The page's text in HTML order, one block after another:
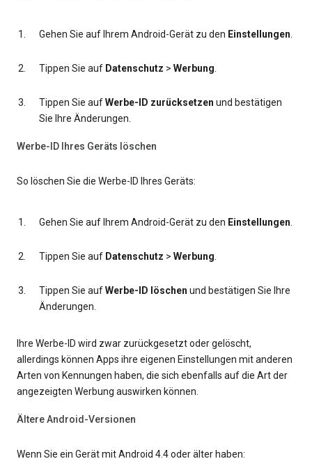
Gehen Sie auf Ihrem Android-Gerät zu den Einstellungen.
Tippen Sie auf Datenschutz > Werbung.
Tippen Sie aufWerbe-ID zurücksetzen und bestätigen
Sie Ihre Änderungen.
Werbe-ID Ihres Geräts löschen
So löschen Sie die Werbe-ID Ihres Geräts:
Gehen Sie auf Ihrem Android-Gerät zu den Einstellungen.
Tippen Sie auf Datenschutz > Werbung.
Tippen Sie aufWerbe-ID löschen und bestätigen Sie Ihre
Änderungen.
Ihre Werbe-ID wird zwar zurückgesetzt oder gelöscht,
allerdings können Apps ihre eigenen Einstellungen mit anderen
Arten von Kennungen haben, die sich ebenfalls auf die Art der
angezeigten Werbung auswirken können.
Ältere Android-Versionen
Wenn Sie ein Gerät mit Android 4.4 oder älter haben: